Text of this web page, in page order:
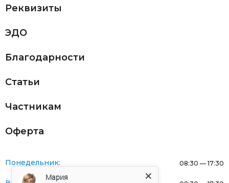
Реквизиты
ЭДО
Благодарности
Статьи
Частникам
Оферта
Понедельник: 08:30 — 17:30
Мария